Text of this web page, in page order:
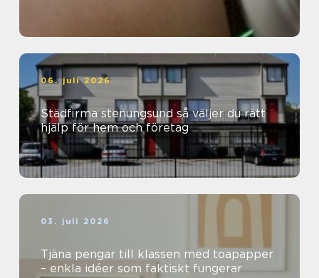
06. juli 2026
Städfirma stenungsund så väljer du rätt
hjälp för hem och företag
03. juli 2026
Tjäna pengar till klassen med toapapper
– enkla idéer som faktiskt fungerar